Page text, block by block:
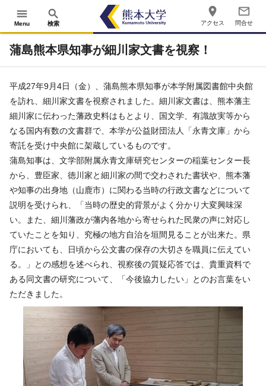
menu
Menu
search
検索
place
アクセス
mail_outline
問合せ
蒲島熊本県知事が細川家文書を視察！
平成27年9月4日（金）、蒲島熊本県知事が本学附属図書館中央館
を訪れ、細川家文書を視察されました。細川家文書は、熊本藩主
細川家に伝わった藩政史料はもとより、国文学、有識故実等から
なる国内有数の文書群で、本学が公益財団法人「永青文庫」から
寄託を受け中央館に架蔵しているものです。
蒲島知事は、文学部附属永青文庫研究センターの稲葉センター長
から、豊臣家、徳川家と細川家の間で交わされた書状や、熊本藩
や知事の出身地（山鹿市）に関わる当時の行政文書などについて
説明を受けられ、「当時の歴史的背景がよく分かり大変興味深
い。また、細川藩政が藩内各地から寄せられた民衆の声に対応し
ていたことを知り、究極の地方自治を垣間見ることが出来た。県
庁においても、日頃から公文書の保存の大切さを職員に伝えてい
る。」との感想を述べられ、視察後の質疑応答では、貴重資料で
ある同文書の研究について、「今後協力したい」とのお言葉をい
ただきました。